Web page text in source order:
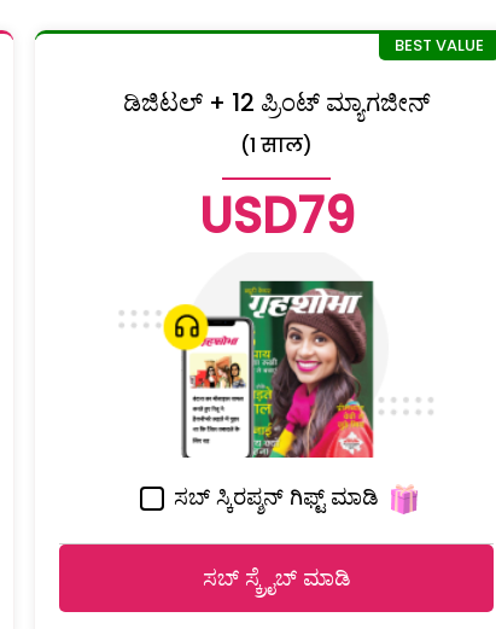
ಡಿಜಿಟಲ್ + 12 ಪ್ರಿಂಟ್ ಮ್ಯಾಗಜೀನ್
(1 साल)
USD79
ಸಬ್ ಸ್ಕಿರಪ್ಶನ್ ಗಿಫ್ಟ್ ಮಾಡಿ
ಸಬ್ ಸ್ಕ್ರೈಬ್ ಮಾಡಿ